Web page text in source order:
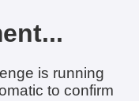
is running
to confirm